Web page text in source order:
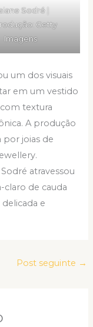
Sodré |
Getty
Imagens
um dos visuais
em um vestido
textura
A produção
joias de
atravessou
de cauda
e
Post seguinte →